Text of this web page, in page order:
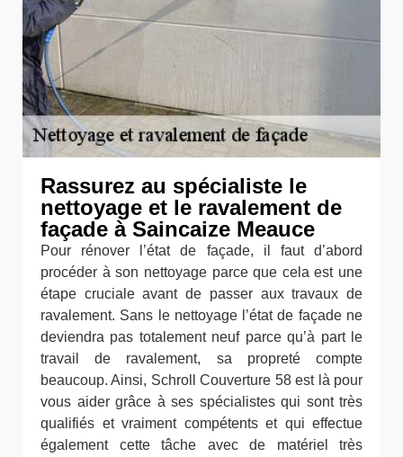
Rassurez au spécialiste le
nettoyage et le ravalement de
façade à Saincaize Meauce
Pour rénover l’état de façade, il faut d’abord
procéder à son nettoyage parce que cela est une
étape cruciale avant de passer aux travaux de
ravalement. Sans le nettoyage l’état de façade ne
deviendra pas totalement neuf parce qu’à part le
travail de ravalement, sa propreté compte
beaucoup. Ainsi, Schroll Couverture 58 est là pour
vous aider grâce à ses spécialistes qui sont très
qualifiés et vraiment compétents et qui effectue
également cette tâche avec de matériel très